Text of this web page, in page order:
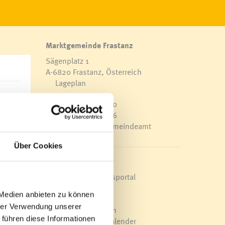
Über Cookies
anbieten zu können
Verwendung unserer
diese Informationen
Marktgemeinde Frastanz
Sägenplatz 1
A-6820 Frastanz, Österreich
Lageplan
0043 5522 51534-0
F 0043 5522 51534-6
E-Mail an das Gemeindeamt
Schnellzugriff
Veröffentlichungsportal
Ortsplan
Bürgermeldungen
Veranstaltungskalender